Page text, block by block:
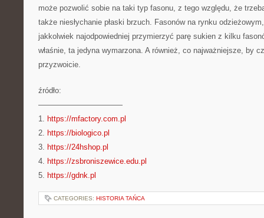
może pozwolić sobie na taki typ fasonu, z tego względu, że
także niesłychanie płaski brzuch. Fasonów na rynku
jakkolwiek najodpowiedniej przymierzyć parę sukien z kilku
właśnie, ta jedyna wymarzona. A również, co najważniejsze, by
przyzwoicie.
źródło:
———————————
1. https://mfactory.com.pl
2. https://biologico.pl
3. https://24hshop.pl
4. https://zsbroniszewice.edu.pl
5. https://gdnk.pl
CATEGORIES: HISTORIA TAŃCA